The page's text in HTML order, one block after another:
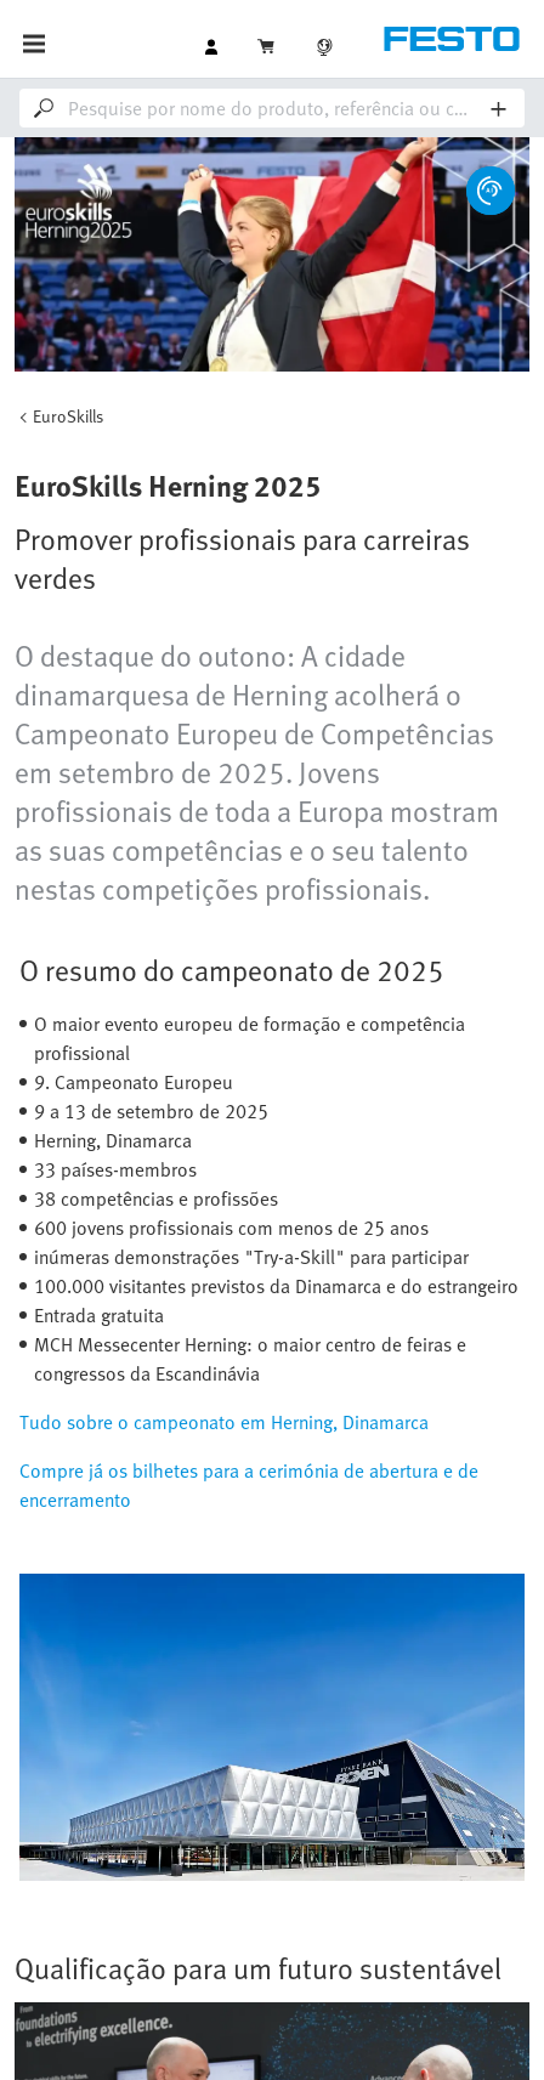
EuroSkills
EuroSkills Herning 2025
Promover profissionais para carreiras
verdes
O destaque do outono: A cidade
dinamarquesa de Herning​ acolherá o
Campeonato Europeu de Competências
em setembro de 2025. Jovens
profissionais de toda a Europa mostram
as suas competências e o seu talento
nestas competições profissionais.
O resumo do campeonato de 2025
O maior evento europeu de formação e competência
profissional
9. Campeonato Europeu​
9 a 13 de setembro de 2025​
Herning, Dinamarca​
33 países-membros​
38 competências e profissões
600 jovens profissionais com menos de 25 anos
inúmeras demonstrações "Try-a-Skill" para participar
100.000 visitantes previstos da Dinamarca e do estrangeiro
Entrada gratuita
MCH Messecenter Herning: o maior centro de feiras e
congressos da Escandinávia
Tudo sobre o campeonato em Herning, Dinamarca
Compre já os bilhetes para a cerimónia de abertura e de
encerramento
Qualificação para um futuro sustentável